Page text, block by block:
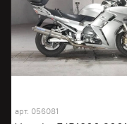
арт. 056081